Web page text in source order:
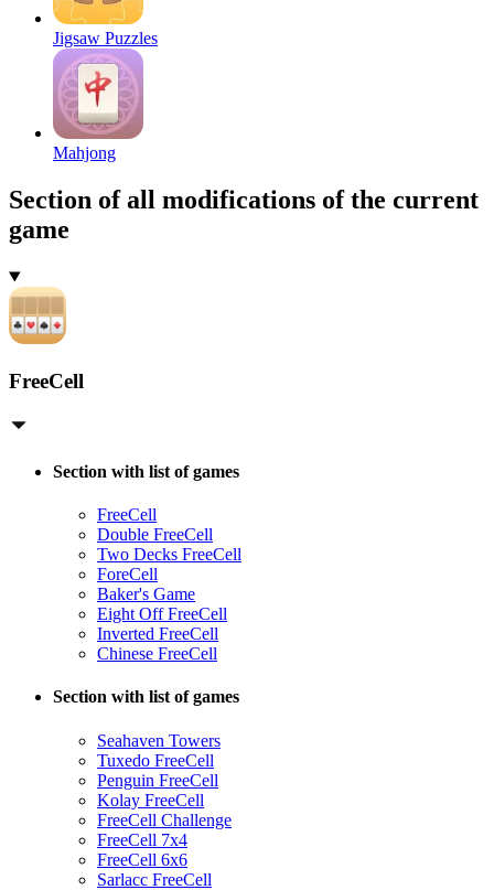
Jigsaw Puzzles
Mahjong
Section of all modifications of the current
game
FreeCell
Section with list of games
FreeCell
Double FreeCell
Two Decks FreeCell
ForeCell
Baker's Game
Eight Off FreeCell
Inverted FreeCell
Chinese FreeCell
Section with list of games
Seahaven Towers
Tuxedo FreeCell
Penguin FreeCell
Kolay FreeCell
FreeCell Challenge
FreeCell 7x4
FreeCell 6x6
Sarlacc FreeCell